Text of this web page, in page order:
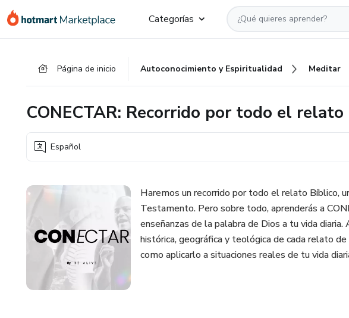
Categorías
Página de inicio Autoconocimiento y Espiritualidad Meditar
CONECTAR: Recorrido por todo el
Español
Haremos un recorrido por todo el relato Bíblico,
Testamento. Pero sobre todo, aprenderás a
enseñanzas de la palabra de Dios a tu vida
histórica, geográfica y teológica de cada relato
como aplicarlo a situaciones reales de tu vida